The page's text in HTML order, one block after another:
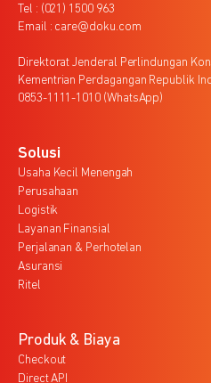
Tel : (021) 1500 963
Email : care@doku.com
Direktorat Jenderal Perlindungan
Kementrian Perdagangan Republik
0853-1111-1010 (WhatsApp)
Solusi
Usaha Kecil Menengah
Perusahaan
Logistik
Layanan Finansial
Perjalanan & Perhotelan
Asuransi
Ritel
Produk & Biaya
Checkout
Direct API